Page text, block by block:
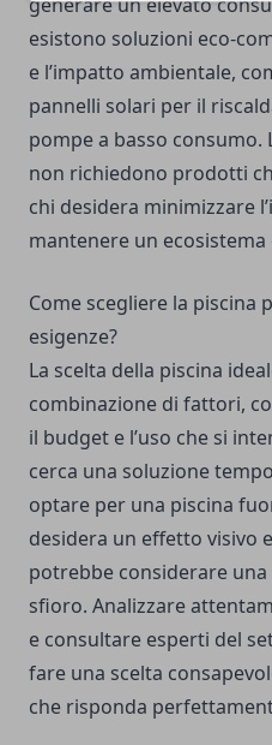
esistono soluzioni eco-
e l’impatto ambientale,
pannelli solari per il
pompe a basso
non richiedono prodotti
chi desidera minimizzare
mantenere un
Come scegliere la piscina
esigenze?
La scelta della piscina
combinazione di fattori,
il budget e l’uso che si
cerca una soluzione
optare per una piscina
desidera un effetto visivo
potrebbe considerare
sfioro. Analizzare
e consultare esperti del
fare una scelta
che risponda